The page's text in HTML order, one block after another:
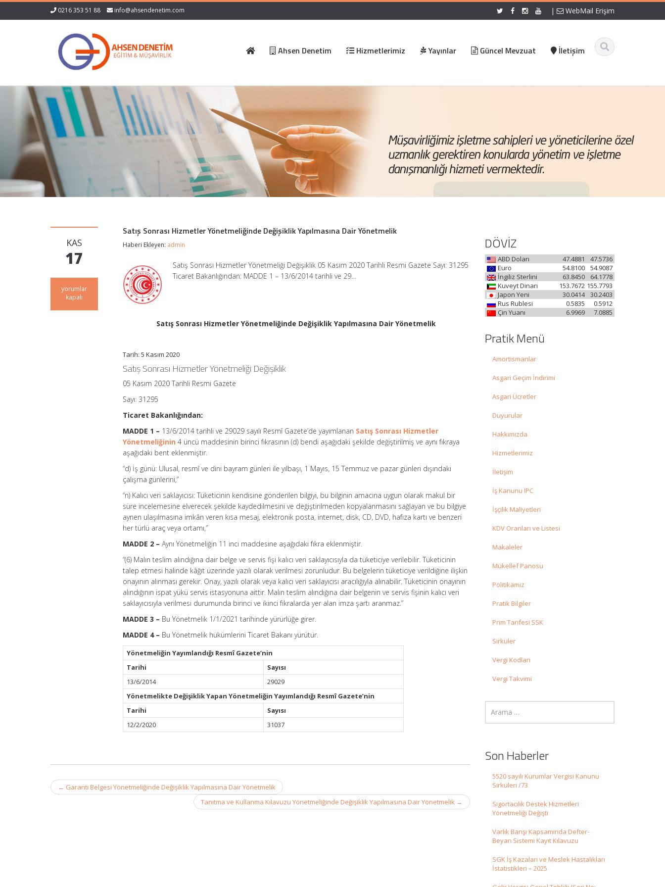
0216 353 51 88 info@ahsendenetim.com | WebMail Erişim
Ahsen Denetim Hizmetlerimiz Yayınlar Güncel Mevzuat İletişim
KAS
17
Satış
Sonrası
yorumlar
kapalı
Satış Sonrası Hizmetler Yönetmeliğinde Değişiklik Yapılmasına Dair Yönetmelik
Haberi Ekleyen: admin
Satış Sonrası Hizmetler Yönetmeliği Değişiklik 05 Kasım 2020 Tarihli Resmi Gazete Sayı: 31295
Ticaret Bakanlığından: MADDE 1 – 13/6/2014 tarihli ve 29…
Satış Sonrası Hizmetler Yönetmeliğinde Değişiklik Yapılmasına Dair Yönetmelik
Tarih: 5 Kasım 2020
Satış Sonrası Hizmetler Yönetmeliği Değişiklik
05 Kasım 2020 Tarihli Resmi Gazete
Sayı: 31295
Ticaret Bakanlığından:
MADDE 1 – 13/6/2014 tarihli ve 29029 sayılı Resmî Gazete’de yayımlanan Satış Sonrası Hizmetler
Yönetmeliğinin 4 üncü maddesinin birinci fıkrasının (d) bendi aşağıdaki şekilde değiştirilmiş ve aynı fıkraya
aşağıdaki bent eklenmiştir.
“d) İş günü: Ulusal, resmî ve dini bayram günleri ile yılbaşı, 1 Mayıs, 15 Temmuz ve pazar günleri dışındaki
çalışma günlerini,”
“n) Kalıcı veri saklayıcısı: Tüketicinin kendisine gönderilen bilgiyi, bu bilginin amacına uygun olarak makul bir
süre incelemesine elverecek şekilde kaydedilmesini ve değiştirilmeden kopyalanmasını sağlayan ve bu bilgiye
aynen ulaşılmasına imkân veren kısa mesaj, elektronik posta, internet, disk, CD, DVD, hafıza kartı ve benzeri
her türlü araç veya ortamı,”
MADDE 2 – Aynı Yönetmeliğin 11 inci maddesine aşağıdaki fıkra eklenmiştir.
“(6) Malın teslim alındığına dair belge ve servis fişi kalıcı veri saklayıcısıyla da tüketiciye verilebilir. Tüketicinin
talep etmesi halinde kâğıt üzerinde yazılı olarak verilmesi zorunludur. Bu belgelerin tüketiciye verildiğine ilişkin
onayının alınması gerekir. Onay, yazılı olarak veya kalıcı veri saklayıcısı aracılığıyla alınabilir. Tüketicinin onayının
alındığının ispat yükü servis istasyonuna aittir. Malın teslim alındığına dair belgenin ve servis fişinin kalıcı veri
saklayıcısıyla verilmesi durumunda birinci ve ikinci fıkralarda yer alan imza şartı aranmaz.”
MADDE 3 – Bu Yönetmelik 1/1/2021 tarihinde yürürlüğe girer.
MADDE 4 – Bu Yönetmelik hükümlerini Ticaret Bakanı yürütür.
Yönetmeliğin Yayımlandığı Resmî Gazete’nin
Tarihi
Sayısı
13/6/2014
29029
Yönetmelikte Değişiklik Yapan Yönetmeliğin Yayımlandığı Resmî Gazete’nin
Tarihi
Sayısı
12/2/2020
31037
Post
navigation
← Garanti Belgesi Yönetmeliğinde Değişiklik Yapılmasına Dair Yönetmelik
Tanıtma ve Kullanma Kılavuzu Yönetmeliğinde Değişiklik Yapılmasına Dair Yönetmelik →
DÖVİZ
ABD Doları 47.5736
47.4881
Euro
54.9087
54.8100
İngiliz Sterlini
64.1778
63.8450
Kuveyt Dinarı
155.7793
153.7672
Japon Yeni
30.2403
30.0414
Rus Rublesi
0.5912
0.5835
Çin Yuanı
7.0885
6.9969
Pratik Menü
Amortismanlar
Asgari Geçim İndirimi
Asgari Ücretler
Duyurular
Hakkımızda
Hizmetlerimiz
İletişim
İş Kanunu IPC
İşçilik Maliyetleri
KDV Oranları ve Listesi
Makaleler
Mükellef Panosu
Politikamız
Pratik Bilgiler
Prim Tarifesi SSK
Sirküler
Vergi Kodları
Vergi Takvimi
Son Haberler
5520 sayılı Kurumlar Vergisi Kanunu
Sirküleri /73
Sigortacılık Destek Hizmetleri
Yönetmeliği Değişti
Varlık Barışı Kapsamında Defter-
Beyan Sistemi Kayıt Kılavuzu
SGK İş Kazaları ve Meslek Hastalıkları
İstatistikleri – 2025